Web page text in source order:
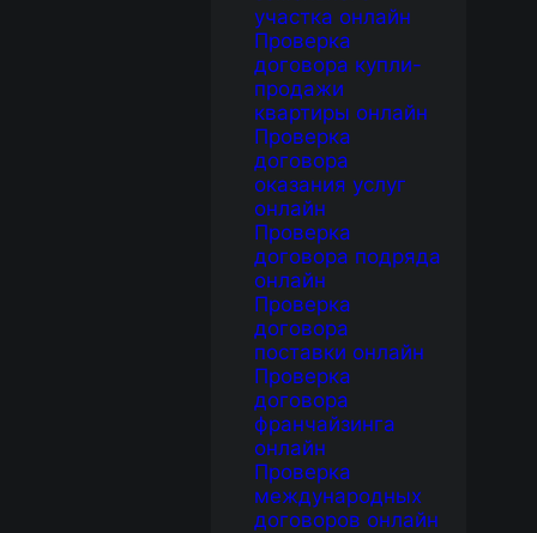
участка онлайн
Проверка
договора купли-
продажи
квартиры онлайн
Проверка
договора
оказания услуг
онлайн
Проверка
договора подряда
онлайн
Проверка
договора
поставки онлайн
Проверка
договора
франчайзинга
онлайн
Проверка
международных
договоров онлайн